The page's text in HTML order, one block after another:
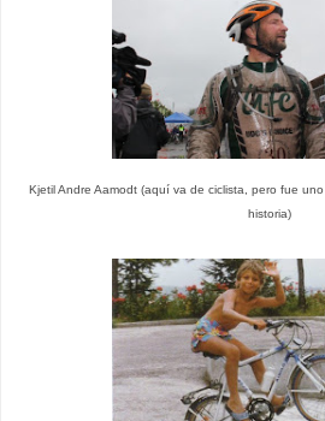
Kjetil Andre Aamodt (aquí va de ciclista, pero fue
historia)